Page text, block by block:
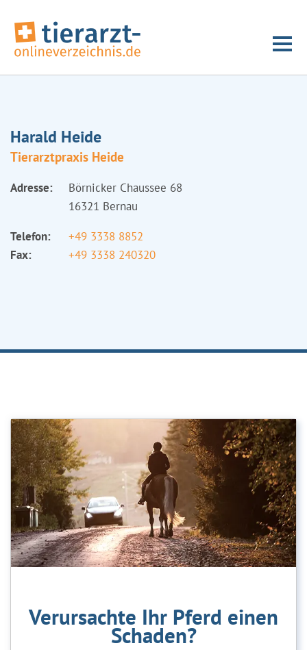
Harald Heide
Tierarztpraxis Heide
Adresse:
Börnicker Chaussee 68
16321 Bernau
Telefon:
+49 3338 8852
Fax:
+49 3338 240320
Verursachte Ihr Pferd einen
Schaden?